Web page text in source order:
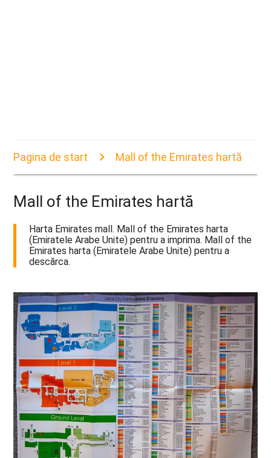
Pagina de start Mall of the Emirates hartă
Mall of the Emirates hartă
Harta Emirates mall. Mall of the Emirates harta
(Emiratele Arabe Unite) pentru a imprima. Mall of the
Emirates harta (Emiratele Arabe Unite) pentru a
descărca.